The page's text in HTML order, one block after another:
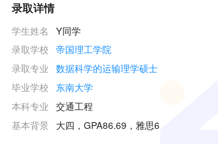
录取详情
学生姓名
Y同学
录取学校 帝国理工学院
录取专业 数据科学的运输理学硕士
毕业学校
东南大学
本科专业 交通工程
基本背景
大四，GPA86.69，雅思6